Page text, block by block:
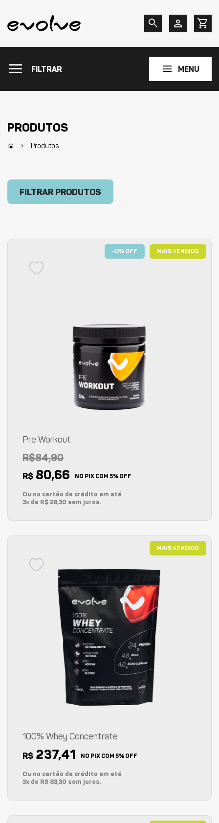
search person shopping_cart
menu FILTRAR menu MENU
PRODUTOS
home chevron_right Produtos
FILTRAR PRODUTOS
-0% OFF MAIS VENDIDO
Pre Workout
R$84,90
R$ 80,66 NO PIX COM 5% OFF
Ou no cartão de crédito em até
3x de R$ 28,30 sem juros.
MAIS VENDIDO
100% Whey Concentrate
R$ 237,41 NO PIX COM 5% OFF
Ou no cartão de crédito em até
3x de R$ 83,30 sem juros.